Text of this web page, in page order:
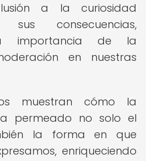
a la curiosidad
consecuencias,
importancia de la
en nuestras
muestran cómo la
permeado no solo el
la forma en que
enriqueciendo